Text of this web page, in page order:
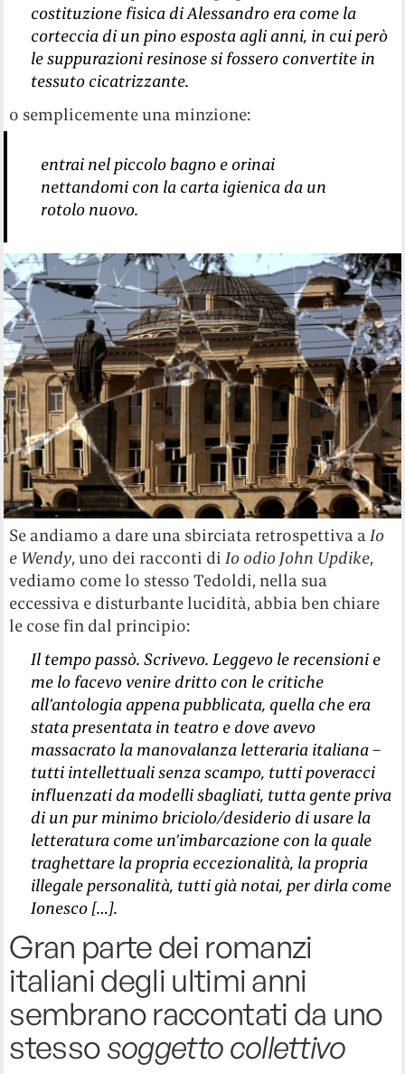
costituzione fisica di Alessandro era come la
corteccia di un pino esposta agli anni, in cui però
le suppurazioni resinose si fossero convertite in
tessuto cicatrizzante.
o semplicemente una minzione:
entrai nel piccolo bagno e orinai
nettandomi con la carta igienica da un
rotolo nuovo.
Se andiamo a dare una sbirciata retrospettiva aIo
e Wendy, uno dei racconti diIo odio John Updike,
vediamo come lo stesso Tedoldi, nella sua
eccessiva e disturbante lucidità, abbia ben chiare
le cose fin dal principio:
Il tempo passò. Scrivevo. Leggevo le recensioni e
me lo facevo venire dritto con le critiche
all’antologia appena pubblicata, quella che era
stata presentata in teatro e dove avevo
massacrato la manovalanza letteraria italiana –
tutti intellettuali senza scampo, tutti poveracci
influenzati da modelli sbagliati, tutta gente priva
di un pur minimo briciolo/desiderio di usare la
letteratura come un’imbarcazione con la quale
traghettare la propria eccezionalità, la propria
illegale personalità, tutti già notai, per dirla come
Ionesco […].
Gran parte dei romanzi
italiani degli ultimi anni
sembrano raccontati da uno
stessosoggetto collettivo